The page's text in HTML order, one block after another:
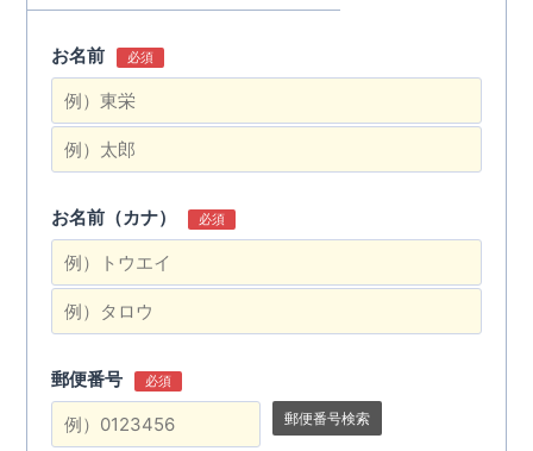
お名前 必須
お名前（カナ） 必須
郵便番号 必須
郵便番号検索